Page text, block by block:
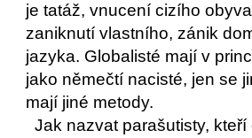
je tatáž, vnucení cizího
zaniknutí vlastního, zánik
jazyka. Globalisté mají v
jako němečtí nacisté, jen se
mají jiné metody.
  Jak nazvat parašutisty, kteří odstranili